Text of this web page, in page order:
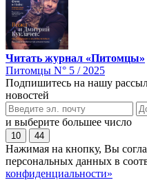
Читать журнал «Питомцы»
Питомцы N° 5 / 2025
Подпишитесь на нашу
новостей
и выберите большее число
10 44
Нажимая на кнопку, Вы
персональных данных в
конфиденциальности»